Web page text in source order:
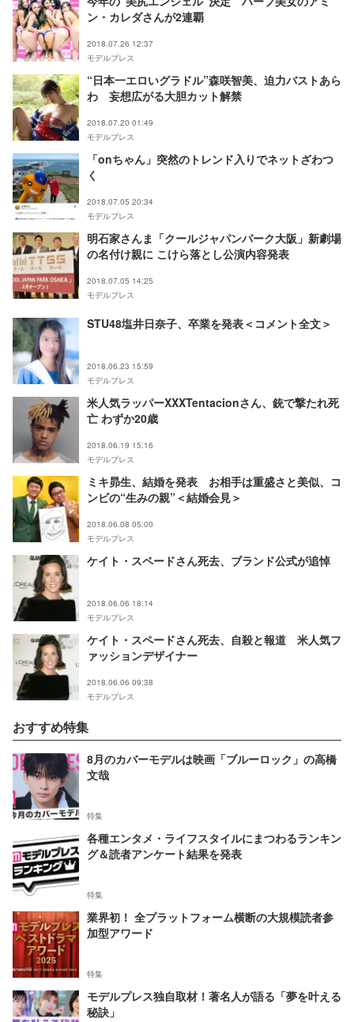
ン・カレダさんが2連覇
2018.07.26 12:37
モデルプレス
“日本一エロいグラドル”森咲智美、迫力バストあら
わ 妄想広がる大胆カット解禁
2018.07.20 01:49
モデルプレス
「onちゃん」突然のトレンド入りでネットざわつ
く
2018.07.05 20:34
モデルプレス
明石家さんま「クールジャパンパーク大阪」新劇場
の名付け親に こけら落とし公演内容発表
2018.07.05 14:25
モデルプレス
STU48塩井日奈子、卒業を発表＜コメント全文＞
2018.06.23 15:59
モデルプレス
米人気ラッパーXXXTentacionさん、銃で撃たれ死
亡 わずか20歳
2018.06.19 15:16
モデルプレス
ミキ昴生、結婚を発表 お相手は重盛さと美似、コ
ンビの“生みの親”＜結婚会見＞
2018.06.08 05:00
モデルプレス
ケイト・スペードさん死去、ブランド公式が追悼
2018.06.06 18:14
モデルプレス
ケイト・スペードさん死去、自殺と報道 米人気フ
ァッションデザイナー
2018.06.06 09:38
モデルプレス
おすすめ特集
8月のカバーモデルは映画「ブルーロック」の高橋
文哉
特集
各種エンタメ・ライフスタイルにまつわるランキン
グ＆読者アンケート結果を発表
特集
業界初！ 全プラットフォーム横断の大規模読者参
加型アワード
特集
モデルプレス独自取材！著名人が語る「夢を叶える
秘訣」